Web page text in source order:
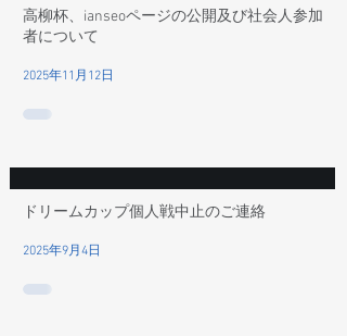
高柳杯、ianseoページの公開及び社会人参加
者について
2025年11月12日
ドリームカップ個人戦中止のご連絡
2025年9月4日